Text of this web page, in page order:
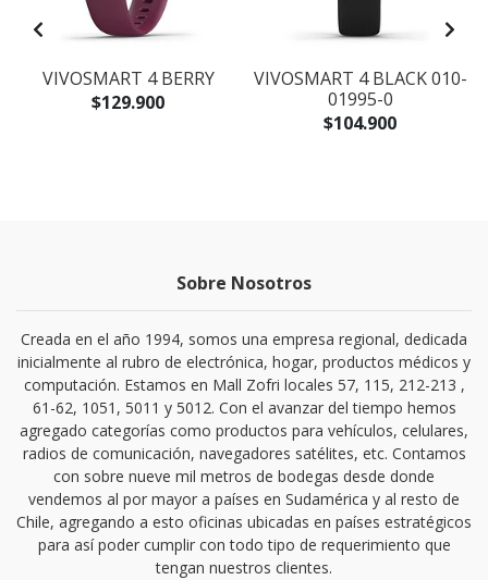
VIVOSMART 4 BERRY
$129.900
VIVOSMART 4 BLACK 010-
01995-0
$104.900
Sobre Nosotros
Creada en el año 1994, somos una empresa regional, dedicada
inicialmente al rubro de electrónica, hogar, productos médicos y
computación. Estamos en Mall Zofri locales 57, 115, 212-213 ,
61-62, 1051, 5011 y 5012. Con el avanzar del tiempo hemos
agregado categorías como productos para vehículos, celulares,
radios de comunicación, navegadores satélites, etc. Contamos
con sobre nueve mil metros de bodegas desde donde
vendemos al por mayor a países en Sudamérica y al resto de
Chile, agregando a esto oficinas ubicadas en países estratégicos
para así poder cumplir con todo tipo de requerimiento que
tengan nuestros clientes.